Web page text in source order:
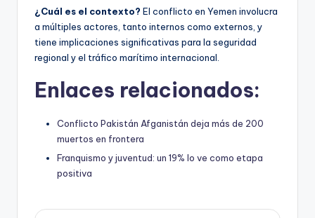
¿Cuál es el contexto? El conflicto en Yemen involucra
a múltiples actores, tanto internos como externos, y
tiene implicaciones significativas para la seguridad
regional y el tráfico marítimo internacional.
Enlaces relacionados:
Conflicto Pakistán Afganistán deja más de 200
muertos en frontera
Franquismo y juventud: un 19% lo ve como etapa
positiva